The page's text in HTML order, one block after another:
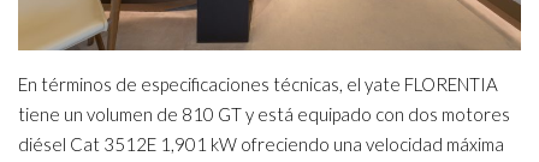
En términos de especificaciones técnicas, el yate FLORENTIA
tiene un volumen de 810 GT y está equipado con dos motores
diésel Cat 3512E 1,901 kW ofreciendo una velocidad máxima